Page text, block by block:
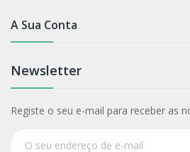
A Sua Conta
Newsletter
Registe o seu e-mail para receber as